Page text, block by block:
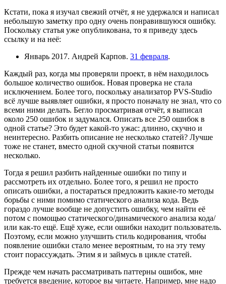
Кстати, пока я изучал свежий отчёт, я не удержался и написал
небольшую заметку про одну очень понравившуюся ошибку.
Поскольку статья уже опубликована, то я приведу здесь
ссылку и на неё:
Январь 2017. Андрей Карпов. 31 февраля.
Каждый раз, когда мы проверяли проект, в нём находилось
большое количество ошибок. Новая проверка не стала
исключением. Более того, поскольку анализатор PVS-Studio
всё лучше выявляет ошибки, я просто поначалу не знал, что со
всеми ними делать. Бегло просматривая отчёт, я выписал
около 250 ошибок и задумался. Описать все 250 ошибок в
одной статье? Это будет какой-то ужас: длинно, скучно и
неинтересно. Разбить описание не несколько статей? Лучше
тоже не станет, вместо одной скучной статьи появится
несколько.
Тогда я решил разбить найденные ошибки по типу и
рассмотреть их отдельно. Более того, я решил не просто
описать ошибки, а постараться предложить какие-то методы
борьбы с ними помимо статического анализа кода. Ведь
гораздо лучше вообще не допустить ошибку, чем найти её
потом с помощью статического/динамического анализа кода/
или как-то ещё. Ещё хуже, если ошибки находит пользователь.
Поэтому, если можно улучшить стиль кодирования, чтобы
появление ошибки стало менее вероятным, то на эту тему
стоит порассуждать. Этим я и займусь в цикле статей.
Прежде чем начать рассматривать паттерны ошибок, мне
требуется введение, которое вы читаете. Например, мне надо